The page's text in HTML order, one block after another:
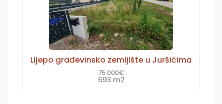
Lijepo građevinsko zemljište u Juršićima
75.000€
693 m2